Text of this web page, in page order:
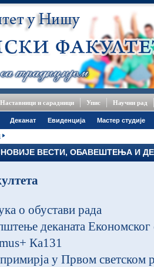
Наставници и сарадници Упис Научни рад
Деканат Евиденција Мастер студије
ВЕСТИ, ОБАВЕШТЕЊА И
о обустави рада
деканата Економског
Ка131
у Првом светском